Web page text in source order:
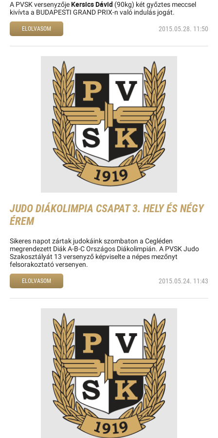
A PVSK versenyzőjeKersics Dávid (90kg) két győztes meccsel
kivívta a BUDAPESTI GRAND PRIX-n való indulás jogát.
ELOLVASOM 2015.05.28. 11:50
JUDO DIÁKOLIMPIA CSAPAT 3. HELY ÉS NÉGY
ÉREM
Sikeres napot zártak judokáink szombaton a Cegléden
megrendezett Diák A-B-C Országos Diákolimpián. A PVSK Judo
Szakosztályát 13 versenyző képviselte a népes mezőnyt
felsorakoztató versenyen.
ELOLVASOM 2015.05.24. 11:43